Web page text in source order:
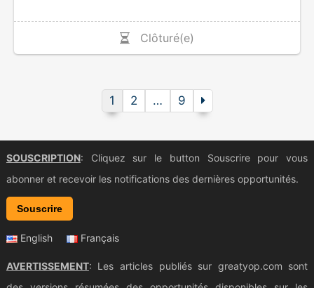
Clôturé(e)
1 2 … 9
SOUSCRIPTION: Cliquez sur le button Souscrire pour vous
abonner et recevoir les notifications des dernières opportunités.
Souscrire
English Français
AVERTISSEMENT: Les articles publiés sur greatyop.com sont